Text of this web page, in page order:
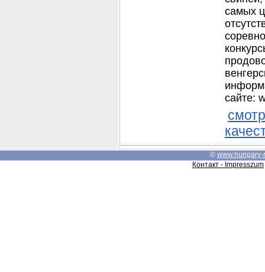
самых
сайте:
© www.hungary-
Контакт - Impresszum